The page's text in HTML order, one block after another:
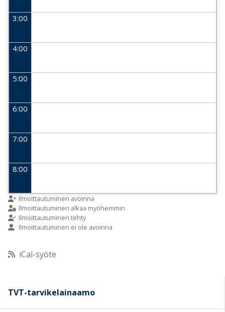
3:00
4:00
5:00
6:00
7:00
8:00
9:00
10:00
11:00
12:00
Ilmoittautuminen avoinna
Ilmoittautuminen alkaa myöhemmin
Ilmoittautuminen tehty
Ilmoittautuminen ei ole avoinna
iCal-syöte
TVT-tarvikelainaamo